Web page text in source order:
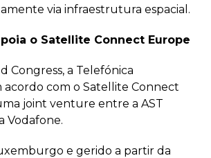
via infraestrutura espacial.
o Satellite Connect Europe
Congress, a Telefónica
com o Satellite Connect
joint venture entre a AST
Vodafone.
e gerido a partir da